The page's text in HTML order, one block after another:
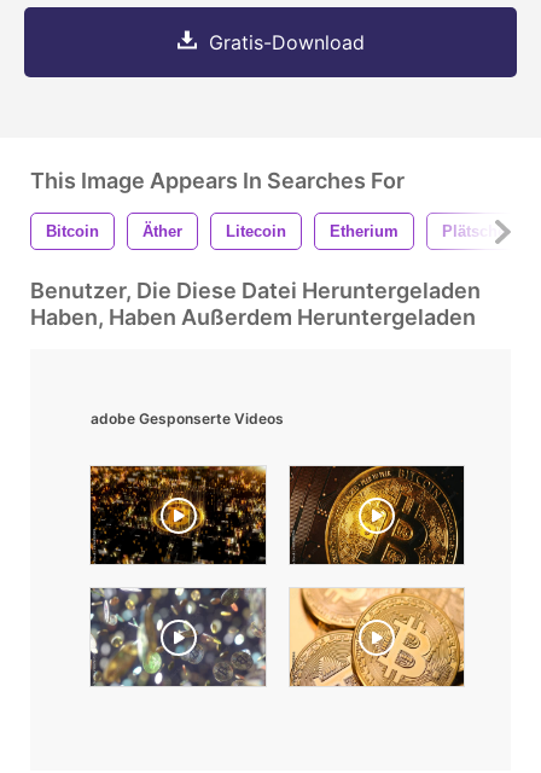
Gratis-Download
This Image Appears In Searches For
Bitcoin Äther Litecoin Etherium Plätschern
Benutzer, Die Diese Datei Heruntergeladen
Haben, Haben Außerdem Heruntergeladen
adobe Gesponserte Videos